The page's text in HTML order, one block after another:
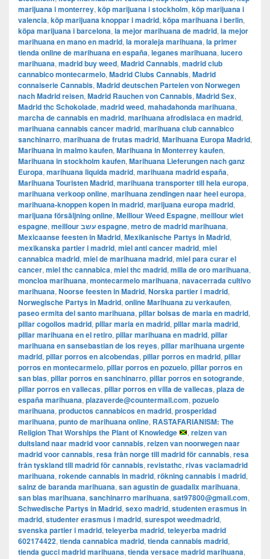
marijuana i monterrey, köp marijuana i stockholm, ​​köp marijuana i
valencia, köp marijuana knoppar i madrid, köpa marihuana i berlin,
köpa marijuana i barcelona, la mejor marihuana de madrid, la mejor
marihuana en mano en madrid, la moraleja marihuana, la primer
tienda online de marihuana en españa, leganes marihuana, lucero
marihuana, madrid buy weed, Madrid Cannabis, madrid club
cannabico montecarmelo, Madrid Clubs Cannabis, Madrid
connaiserie Cannabis, Madrid deutschen Parteien von Norwegen
nach Madrid reisen, Madrid Rauchen von Cannabis, Madrid Sex,
Madrid thc Schokolade, madrid weed, mahadahonda marihuana,
marcha de cannabis en madrid, marihuana afrodisiaca en madrid,
marihuana cannabis cancer madrid, marihuana club cannabico
sanchinarro, marihuana de frutas madrid, Marihuana Europa Madrid,
Marihuana in malmo kaufen, Marihuana in Monterrey kaufen,
Marihuana in stockholm kaufen, Marihuana Lieferungen nach ganz
Europa, marihuana liquida madrid, marihuana madrid españa,
Marihuana Touristen Madrid, marihuana transporter till hela europa,
marihuana verkoop online, marihuana zendingen naar heel europa,
marihuana-knoppen kopen in madrid, marijuana europa madrid,
marijuana försäljning online, Meillour Weed Espagne, meillour wiet
espagne, meillour עשב espagne, metro de madrid marihuana,
Mexicaanse feesten in Madrid, Mexikanische Partys in Madrid,
mexikanska partier i madrid, miel anti cancer madrid, miel
cannabica madrid, miel de marihuana madrid, miel para curar el
cancer, miel thc cannabica, miel thc madrid, milla de oro marihuana,
moncloa marihuana, montecarmelo marihuana, navacerrada cultivo
marihuana, Noorse feesten in Madrid, Norska partier i madrid,
Norwegische Partys in Madrid, online Marihuana zu verkaufen,
paseo ermita del santo marihuana, pillar bolsas de maria en madrid,
pillar cogollos madrid, pillar maria en madrid, pillar maria madrid,
pillar marihuana en el retiro, pillar marihuana en madrid, pillar
marihuana en sansebastian de los reyes, pillar marihuana urgente
madrid, pillar porros en alcobendas, pillar porros en madrid, pillar
porros en montecarmelo, pillar porros en pozuelo, pillar porros en
san blas, pillar porros en sanchinarro, pillar porros en sotogrande,
pillar porros en vallecas, pillar porros en villa de vallecas, plaza de
españa marihuana, plazaverde@countermail.com, pozuelo
marihuana, productos cannabicos en madrid, prosperidad
marihuana, punto de marihuana online, RASTAFARIANISM: The
Religion That Worships the Plant of Knowledge
, reizen van
duitsland naar madrid voor cannabis, reizen van noorwegen naar
madrid voor cannabis, resa från norge till madrid för cannabis, resa
från tyskland till madrid för cannabis, revistathc, rivas vaciamadrid
marihuana, rokende cannabis in madrid, rökning cannabis i madrid,
sainz de baranda marihuana, san agustin de guadalix marihuana,
san blas marihuana, sanchinarro marihuana, sat97800@gmail.com,
Schwedische Partys in Madrid, sexo madrid, studenten erasmus in
madrid, studenter erasmus i madrid, surespot weedmadrid,
svenska partier i madrid, teleyerba madrid, teleyerba madrid
602174422, tienda cannabica madrid, tienda cannabis madrid,
tienda gucci madrid marihuana, tienda versace madrid marihuana,